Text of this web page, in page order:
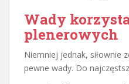
Wady
plenerowych
Niemniej jednak, siłownie
pewne wady. Do